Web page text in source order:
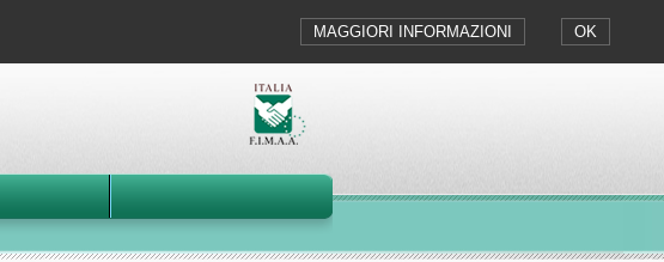
MAGGIORI INFORMAZIONI OK